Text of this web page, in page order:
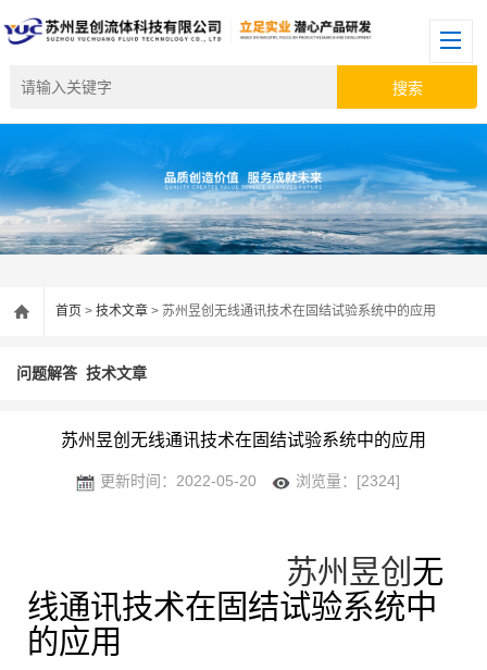
首页 > 技术文章 > 苏州昱创无线通讯技术在固结试验系统中的应用
问题解答 技术文章
苏州昱创无线通讯技术在固结试验系统中的应用
更新时间：2022-05-20 浏览量：[2324]
苏州昱创 无
线通讯技术在固结试验系统中
的应用